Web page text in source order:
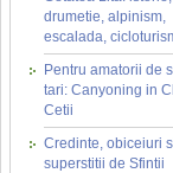
drumetie, alpinism,
escalada,
Pentru amatorii de
tari: Canyoning in
Cetii
Credinte, obiceiuri
superstitii de Sfintii